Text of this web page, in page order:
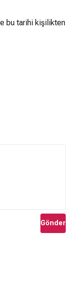
bu tarihi kişilikten
Gönder